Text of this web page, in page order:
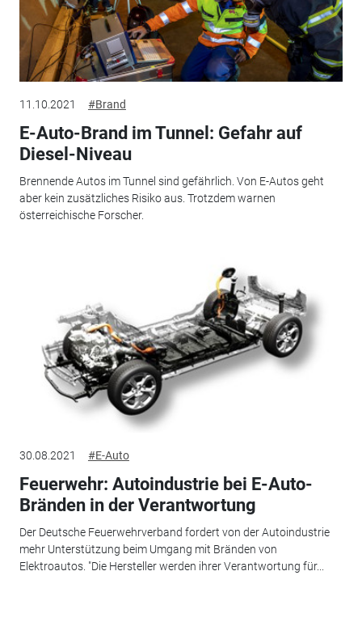
11.10.2021 #Brand
E-Auto-Brand im Tunnel: Gefahr auf
Diesel-Niveau
Brennende Autos im Tunnel sind gefährlich. Von E-Autos geht
aber kein zusätzliches Risiko aus. Trotzdem warnen
österreichische Forscher.
30.08.2021 #E-Auto
Feuerwehr: Autoindustrie bei E-Auto-
Bränden in der Verantwortung
Der Deutsche Feuerwehrverband fordert von der Autoindustrie
mehr Unterstützung beim Umgang mit Bränden von
Elektroautos. "Die Hersteller werden ihrer Verantwortung für...